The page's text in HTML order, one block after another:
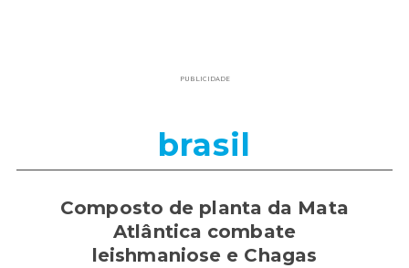
PUBLICIDADE
brasil
Composto de planta da Mata
Atlântica combate
leishmaniose e Chagas